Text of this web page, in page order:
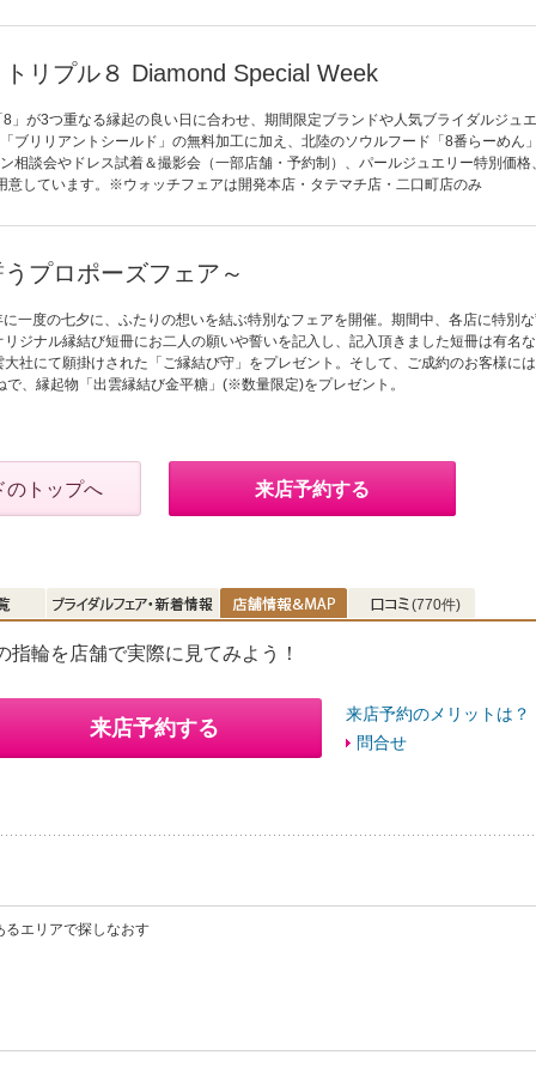
リプル８ Diamond Special Week
が3つ重なる縁起の良い日に合わせ、期間限定ブランドや人気ブライダルジュ
ブリリアントシールド」の無料加工に加え、北陸のソウルフード「8番らーめん
相談会やドレス試着＆撮影会（一部店舗・予約制）、パールジュエリー特別価格
意しています。※ウォッチフェアは開発本店・タテマチ店・二口町店のみ
プロポーズフェア～
度の七夕に、ふたりの想いを結ぶ特別なフェアを開催。期間中、各店に特別な
ジナル縁結び短冊にお二人の願いや誓いを記入し、記入頂きました短冊は有名な
社にて願掛けされた「ご縁結び守」をプレゼント。そして、ご成約のお客様に
、縁起物「出雲縁結び金平糖」(※数量限定)をプレゼント。
のトップへ 来店予約する
(770件)
輪を店舗で実際に見てみよう！
来店予約する
来店予約のメリットは？
問合せ
エリアで探しなおす